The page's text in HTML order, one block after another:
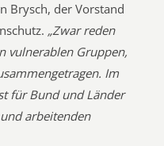
Brysch, der Vorstand
„Zwar reden
vulnerablen Gruppen,
Im
für Bund und Länder
arbeitenden